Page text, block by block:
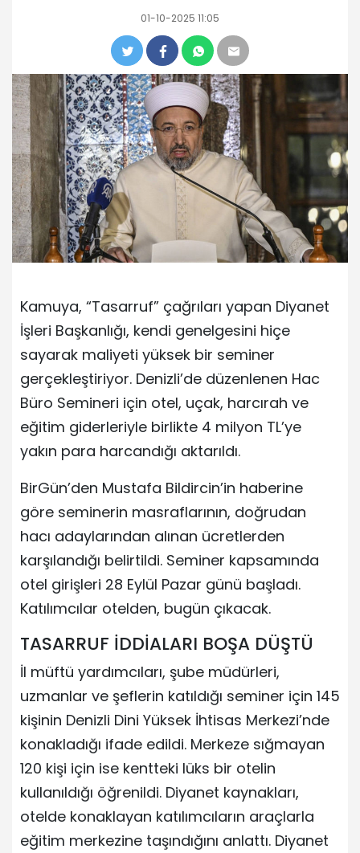
01-10-2025 11:05
Kamuya, “Tasarruf” çağrıları yapan Diyanet
İşleri Başkanlığı, kendi genelgesini hiçe
sayarak maliyeti yüksek bir seminer
gerçekleştiriyor. Denizli’de düzenlenen Hac
Büro Semineri için otel, uçak, harcırah ve
eğitim giderleriyle birlikte 4 milyon TL’ye
yakın para harcandığı aktarıldı.
BirGün’den Mustafa Bildircin’in haberine
göre seminerin masraflarının, doğrudan
hacı adaylarından alınan ücretlerden
karşılandığı belirtildi. Seminer kapsamında
otel girişleri 28 Eylül Pazar günü başladı.
Katılımcılar otelden, bugün çıkacak.
TASARRUF İDDİALARI BOŞA DÜŞTÜ
İl müftü yardımcıları, şube müdürleri,
uzmanlar ve şeflerin katıldığı seminer için 145
kişinin Denizli Dini Yüksek İhtisas Merkezi’nde
konakladığı ifade edildi. Merkeze sığmayan
120 kişi için ise kentteki lüks bir otelin
kullanıldığı öğrenildi. Diyanet kaynakları,
otelde konaklayan katılımcıların araçlarla
eğitim merkezine taşındığını anlattı. Diyanet